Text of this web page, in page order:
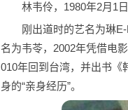
林韦伶，1980年2月1
刚出道时的艺名为琳
名为韦苓，2002年凭借电
010年回到台湾，并出书
身的“亲身经历”。